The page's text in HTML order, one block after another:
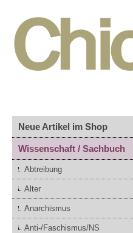
Neue Artikel im Shop
Wissenschaft / Sachbuch
Abtreibung
Alter
Anarchismus
Anti-/Faschismus/NS